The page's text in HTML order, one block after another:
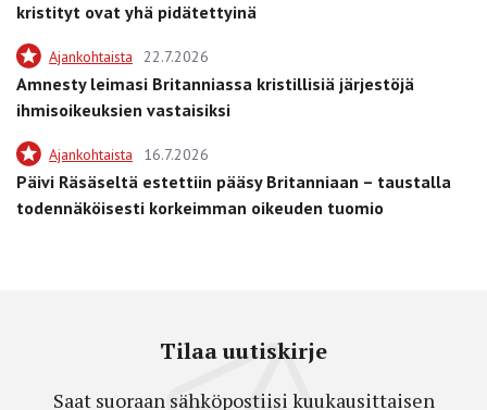
kristityt ovat yhä pidätettyinä
Ajankohtaista 22.7.2026
Amnesty leimasi Britanniassa kristillisiä järjestöjä
ihmisoikeuksien vastaisiksi
Ajankohtaista 16.7.2026
Päivi Räsäseltä estettiin pääsy Britanniaan – taustalla
todennäköisesti korkeimman oikeuden tuomio
Tilaa uutiskirje
Saat suoraan sähköpostiisi kuukausittaisen